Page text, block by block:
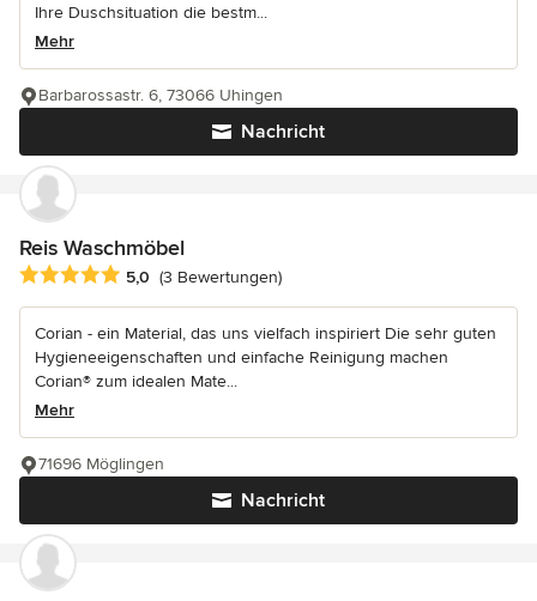
Ihre Duschsituation die bestm...
Mehr
Nachricht
Barbarossastr. 6, 73066 Uhingen
Reis Waschmöbel
Durchschnittliche Bewertung: 5 von 5 Sternen
5,0 (3 Bewertungen)
Corian - ein Material, das uns vielfach inspiriert Die sehr guten
Hygieneeigenschaften und einfache Reinigung machen
Corian® zum idealen Mate...
Mehr
Nachricht
71696 Möglingen